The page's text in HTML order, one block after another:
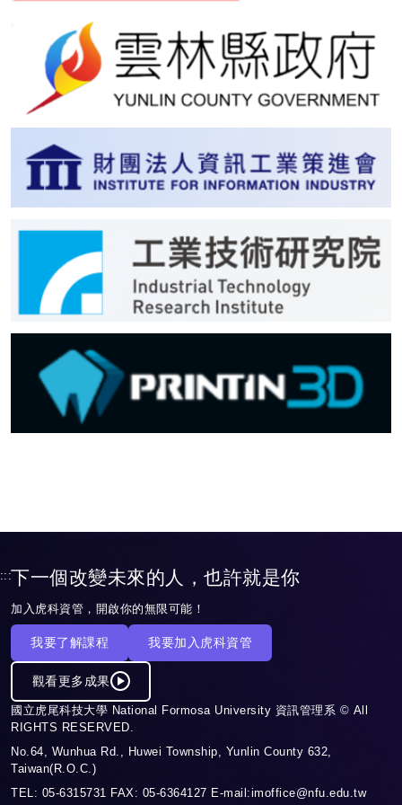
:::下一個改變未來的人，也許就是你
加入虎科資管，開啟你的無限可能！
我要了解課程 我要加入虎科資管
觀看更多成果
國立虎尾科技大學 National Formosa University 資訊管理系 © All
RIGHTS RESERVED.
No.64, Wunhua Rd., Huwei Township, Yunlin County 632,
Taiwan(R.O.C.)
TEL: 05-6315731 FAX: 05-6364127 E-mail:imoffice@nfu.edu.tw